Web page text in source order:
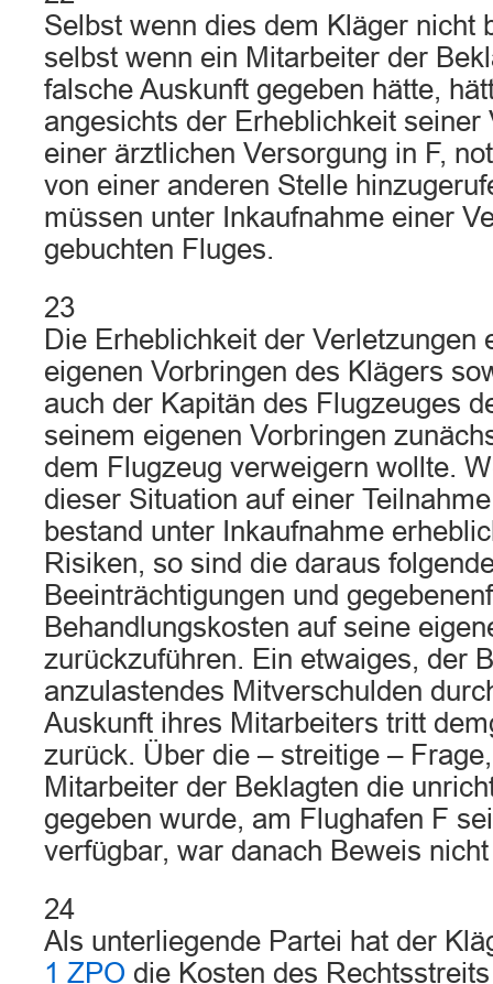
Selbst wenn dies dem Kläger nicht
selbst wenn ein Mitarbeiter der
falsche Auskunft gegeben hätte,
angesichts der Erheblichkeit seiner
einer ärztlichen Versorgung in F,
von einer anderen Stelle
müssen unter Inkaufnahme einer
gebuchten Fluges.
23
Die Erheblichkeit der Verletzungen
eigenen Vorbringen des Klägers
auch der Kapitän des Flugzeuges
seinem eigenen Vorbringen
dem Flugzeug verweigern wollte.
dieser Situation auf einer
bestand unter Inkaufnahme
Risiken, so sind die daraus
Beeinträchtigungen und
Behandlungskosten auf seine
zurückzuführen. Ein etwaiges, der
anzulastendes Mitverschulden
Auskunft ihres Mitarbeiters tritt
zurück. Über die – streitige –
Mitarbeiter der Beklagten die
gegeben wurde, am Flughafen F
verfügbar, war danach Beweis
24
Als unterliegende Partei hat der
1 ZPO die Kosten des